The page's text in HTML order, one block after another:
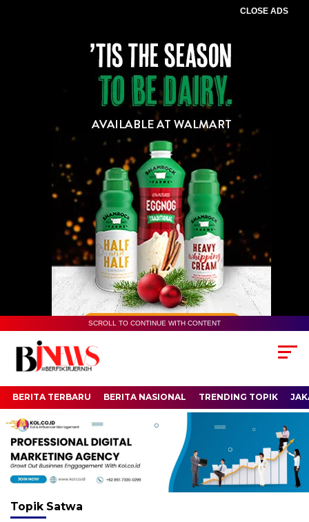
CLOSE ADS
SCROLL TO CONTINUE WITH CONTENT
BERITA TERBARU BERITA NASIONAL TRENDING TOPIK
Topik Satwa